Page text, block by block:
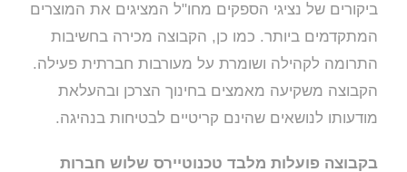
ביקורים של נציגי הספקים מחו"ל המציגים את המוצרים
המתקדמים ביותר. כמו כן, הקבוצה מכירה בחשיבות
התרומה לקהילה ושומרת על מעורבות חברתית פעילה.
הקבוצה משקיעה מאמצים בחינוך הצרכן ובהעלאת
מודעותו לנושאים שהינם קריטיים לבטיחות בנהיגה.
בקבוצה פועלות מלבד טכנוטיירס שלוש חברות